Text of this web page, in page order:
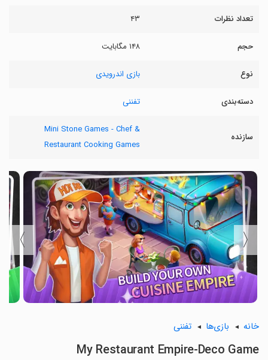
تعداد نظرات ۴۳
حجم ۱۴۸ مگابایت
نوع بازی اندرویدی
دسته‌بندی تفننی
سازنده
Mini Stone Games - Chef &
Restaurant Cooking Games
〈
〉
خانه بازی‌ها تفننی
My Restaurant Empire-Deco Game